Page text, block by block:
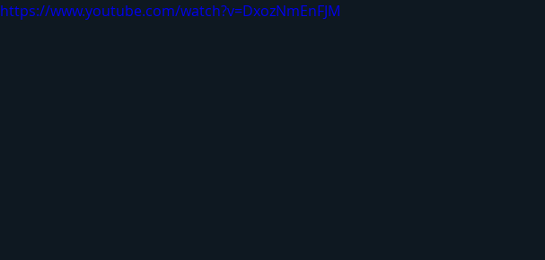
https://www.youtube.com/watch?v=DxozNmEnFJM